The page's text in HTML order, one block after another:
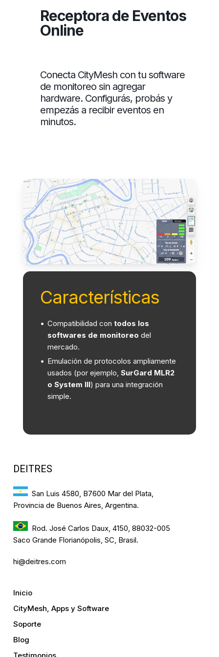
Receptora de Eventos
Online
Conecta CityMesh con tu software
de monitoreo sin agregar
hardware. Configurás, probás y
empezás a recibir eventos en
minutos.
Características
Compatibilidad contodos los
softwares de monitoreo del
mercado.
Emulación de protocolos ampliamente
usados (por ejemplo,SurGard MLR2
o System III) para una integración
simple.
DEITRES
San Luis 4580, B7600 Mar del Plata,
Provincia de Buenos Aires, Argentina.
Rod. José Carlos Daux, 4150, 88032-005
Saco Grande Florianópolis, SC, Brasil.
hi@deitres.com
Inicio
CityMesh, Apps y Software
Soporte
Blog